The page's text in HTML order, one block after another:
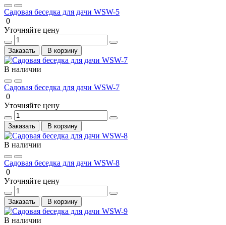
Садовая беседка для дачи WSW-5
0
Уточняйте цену
Заказать В корзину
В наличии
Садовая беседка для дачи WSW-7
0
Уточняйте цену
Заказать В корзину
В наличии
Садовая беседка для дачи WSW-8
0
Уточняйте цену
Заказать В корзину
В наличии